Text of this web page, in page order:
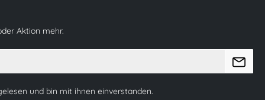
Aktion mehr.
und bin mit ihnen einverstanden.